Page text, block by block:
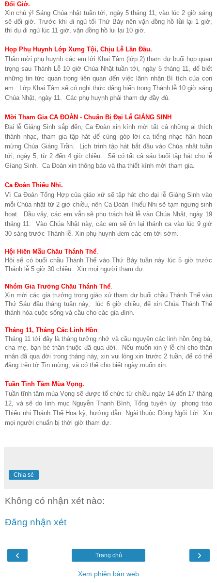
Đổi Giờ.
Xin chú ý! Sáng Chúa nhật tuần tới, ngày 5 tháng 11, vào lúc 2 giờ sáng
sẽ đổi giờ. Trước khi đi ngủ tối Thứ Bảy nên vặn đồng hồ lùi lại 1 giờ,
thí dụ đi ngủ lúc 11 giờ, vặn đồng hồ lui lại 10 giờ.
Họp Phụ Huynh Lớp Xưng Tội, Chịu Lễ Lần Đầu.
Thân mời phụ huynh các em lới Khai Tâm (lớp 2) tham dự buổi họp quan
trọng sau Thánh Lễ 10 giờ Chúa Nhật tuần tới, ngày 5 tháng 11, để biết
những tin tức quan trọng liên quan đến việc lãnh nhận Bí tích của con
em. Lớp Khai Tâm sẽ có nghi thức dâng hiến trong Thánh lễ 10 giờ sáng
Chúa Nhật, ngày 11. Các phụ huynh phải tham dự đầy đủ.
Mời Tham Gia CA ĐOÀN - Chuẩn Bị Đại Lễ GIÁNG SINH
Đại lễ Giáng Sinh sắp đến, Ca Đoàn xin kính mời tất cả những ai thích
thánh nhạc, tham gia tập hát để cùng góp lời ca tiếng nhạc hân hoan
mừng Chúa Giáng Trần. Lịch trình tập hát bắt đầu vào Chúa nhật tuần
tới, ngày 5, từ 2 đến 4 giờ chiều. Sẽ có tất cả sáu buổi tập hát cho lễ
Gíang Sinh. Ca Đoàn xin thông báo và tha thiết kính mời tham gia.
Ca Đoàn Thiếu Nhi.
Vì Ca Đoàn Tổng Hợp của giáo xứ sẽ tập hát cho đại lễ Giáng Sinh vào
mỗi Chúa nhật từ 2 giờ chiều, nên Ca Đoàn Thiếu Nhi sẽ tạm ngưng sinh
hoạt. Dầu vậy, các em vẫn sẽ phụ trách hát lễ vào Chúa Nhật, ngày 19
tháng 11. Vào Chúa Nhật này, các em sẽ ôn lại thánh ca vào lúc 9 giờ
30 sáng trước Thánh lễ. Xin phụ huynh đem các em tới sớm.
Hội Hiền Mẫu Chầu Thánh Thể.
Hội sẽ có buổi chầu Thánh Thể vào Thứ Bảy tuần này lúc 5 giờ trước
Thánh lễ 5 giờ 30 chiều. Xin mọi người tham dự.
Nhóm Gia Trưởng Chầu Thánh Thể.
Xin mời các gia trưởng trong giáo xứ tham dự buổi chầu Thánh Thể vào
Thứ Sáu đầu tháng tuần này, lúc 6 giờ chiều, để xin Chúa Thánh Thể
thánh hóa cuộc sống và cầu cho các gia đình.
Tháng 11, Tháng Các Linh Hồn.
Tháng 11 tới đây là tháng tưởng nhớ và cầu nguyện các linh hồn ông bà,
cha mẹ, bạn bè thân thuộc đã qua đời. Nếu muốn xin ý lễ chỉ cho thân
nhân đã qua đời trong tháng này, xin vui lòng xin trước 2 tuần, để có thể
đăng trên tờ Tin mừng, và có thể cho biết ngày muốn xin.
Tuần Tĩnh Tâm Mùa Vọng.
Tuần tĩnh tâm mùa Vọng sẽ được tổ chức từ chiều ngày 14 đến 17 tháng
12, và sẽ do linh mục Nguyễn Thanh Bình, Tổng tuyên úy phong trào
Thiếu nhi Thánh Thể Hoa kỳ, hướng dẫn. Ngài thuộc Dòng Ngôi Lời Xin
mọi người chuẩn bị thời giờ tham dự.
Chia sẻ
Không có nhận xét nào:
Đăng nhận xét
‹ ›
Trang chủ
Xem phiên bản web